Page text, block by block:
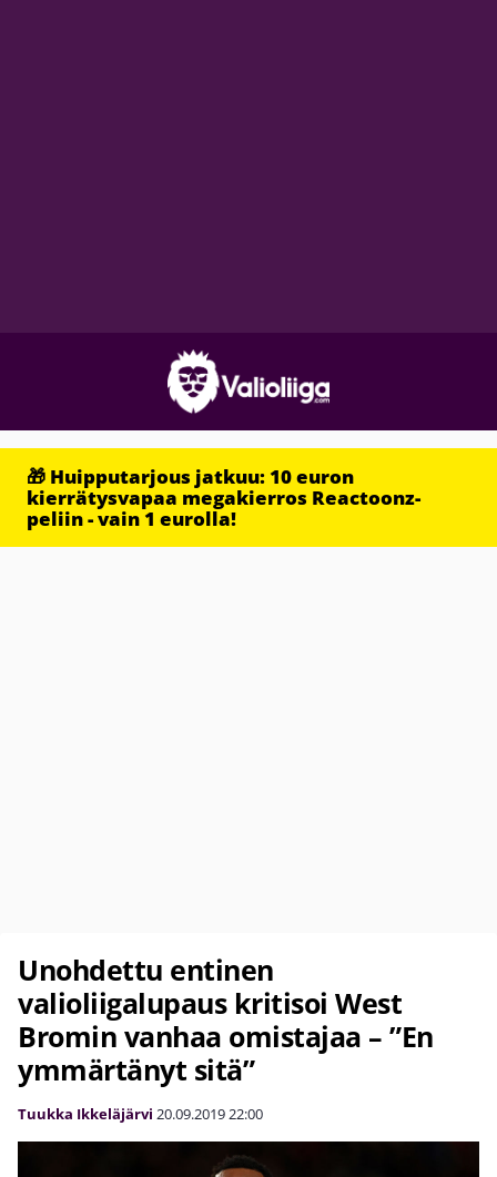
🎁 Huipputarjous jatkuu: 10 euron
kierrätysvapaa megakierros Reactoonz-
peliin - vain 1 eurolla!
Unohdettu entinen
valioliigalupaus kritisoi West
Bromin vanhaa omistajaa – ”En
ymmärtänyt sitä”
Tuukka Ikkeläjärvi 20.09.201922:00